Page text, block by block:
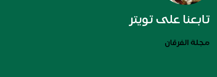
تابعنا على تويتر
مجلة الفرقان